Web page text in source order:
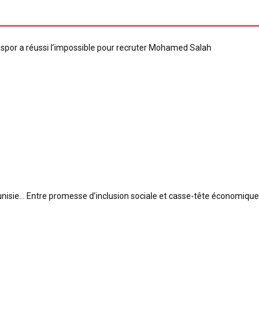
a réussi l’impossible pour recruter Mohamed Salah
Entre promesse d’inclusion sociale et casse-tête économique